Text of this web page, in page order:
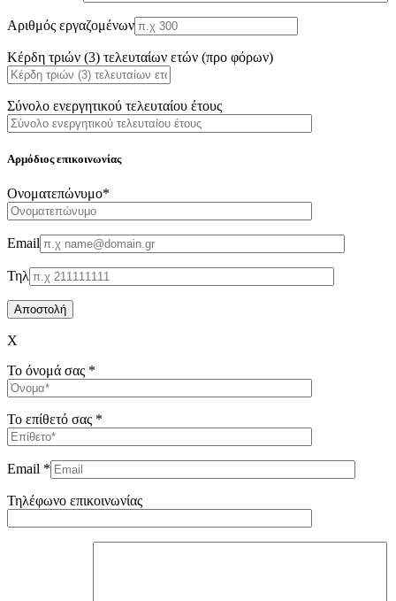
Αριθμός εργαζομένων
Κέρδη τριών (3) τελευταίων ετών (προ φόρων)
Σύνολο ενεργητικού τελευταίου έτους
Αρμόδιος επικοινωνίας
Oνοματεπώνυμο*
Email
Τηλ
X
Το όνομά σας *
Το επίθετό σας *
Email *
Τηλέφωνο επικοινωνίας